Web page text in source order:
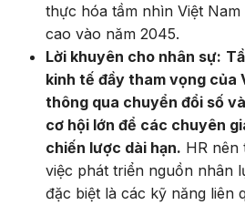
thực hóa tầm nhìn Việt
cao vào năm 2045.
Lời khuyên cho nhân sự:
kinh tế đầy tham vọng của
thông qua chuyển đổi số
cơ hội lớn để các chuyên
chiến lược dài hạn. HR nên
việc phát triển nguồn nhân
đặc biệt là các kỹ năng liên